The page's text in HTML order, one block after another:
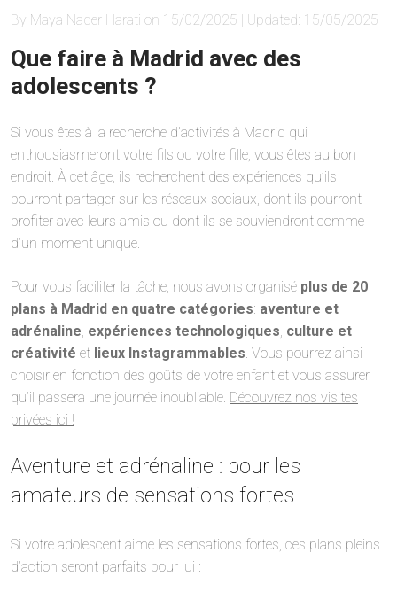
By Maya Nader Harati on 15/02/2025 | Updated: 15/05/2025
Que faire à Madrid avec des
adolescents ?
Si vous êtes à la recherche d’activités à Madrid qui
enthousiasmeront votre fils ou votre fille, vous êtes au bon
endroit. À cet âge, ils recherchent des expériences qu’ils
pourront partager sur les réseaux sociaux, dont ils pourront
profiter avec leurs amis ou dont ils se souviendront comme
d’un moment unique.
Pour vous faciliter la tâche, nous avons organisé plus de 20
plans à Madrid en quatre catégories: aventure et
adrénaline, expériences technologiques, culture et
créativité et lieux Instagrammables. Vous pourrez ainsi
choisir en fonction des goûts de votre enfant et vous assurer
qu’il passera une journée inoubliable. Découvrez nos visites
privées ici !
Aventure et adrénaline : pour les
amateurs de sensations fortes
Si votre adolescent aime les sensations fortes, ces plans pleins
d’action seront parfaits pour lui :